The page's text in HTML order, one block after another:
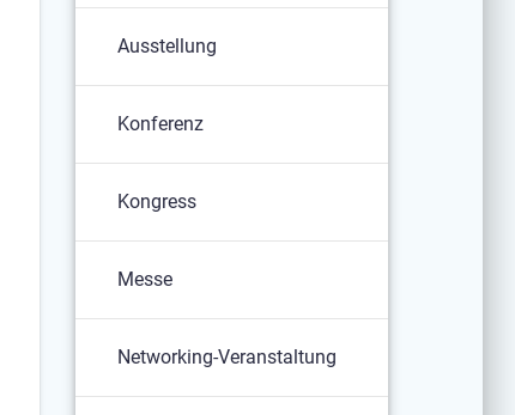
Ausstellung
Konferenz
Kongress
Messe
Networking-Veranstaltung